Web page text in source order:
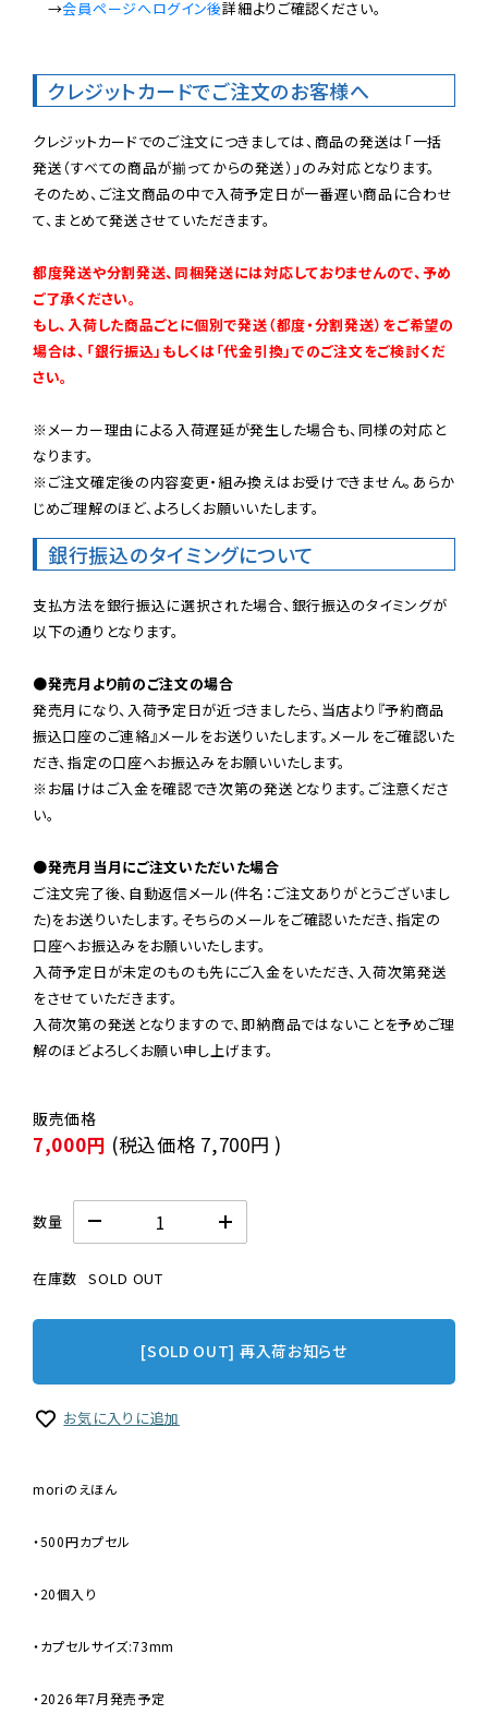
→会員ページへログイン後詳細よりご確認ください。
クレジットカードでご注文のお客様へ
クレジットカードでのご注文につきましては、商品の発送は「一括
発送（すべての商品が揃ってからの発送）」のみ対応となります。
そのため、ご注文商品の中で入荷予定日が一番遅い商品に合わせ
て、まとめて発送させていただきます。
都度発送や分割発送、同梱発送には対応しておりませんので、予め
ご了承ください。
もし、入荷した商品ごとに個別で発送（都度・分割発送）をご希望の
場合は、「銀行振込」もしくは「代金引換」でのご注文をご検討くだ
さい。
※メーカー理由による入荷遅延が発生した場合も、同様の対応と
なります。
※ご注文確定後の内容変更・組み換えはお受けできません。あらか
じめご理解のほど、よろしくお願いいたします。
銀行振込のタイミングについて
支払方法を銀行振込に選択された場合、銀行振込のタイミングが
以下の通りとなります。
●発売月より前のご注文の場合
発売月になり、入荷予定日が近づきましたら、当店より『予約商品
振込口座のご連絡』メールをお送りいたします。メールをご確認いた
だき、指定の口座へお振込みをお願いいたします。
※お届けはご入金を確認でき次第の発送となります。ご注意くださ
い。
●発売月当月にご注文いただいた場合
ご注文完了後、自動返信メール(件名：ご注文ありがとうございまし
た)をお送りいたします。そちらのメールをご確認いただき、指定の
口座へお振込みをお願いいたします。
入荷予定日が未定のものも先にご入金をいただき、入荷次第発送
をさせていただきます。
入荷次第の発送となりますので、即納商品ではないことを予めご理
解のほどよろしくお願い申し上げます。
7,000円 (税込価格 7,700円 )
数量
在庫数 SOLD OUT
[SOLD OUT] 再入荷お知らせ
お気に入りに追加
moriのえほん
・500円カプセル
・20個入り
・カプセルサイズ:73mm
・2026年7月発売予定